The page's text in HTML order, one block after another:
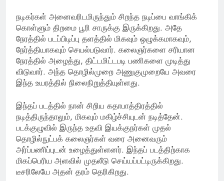
நடிகர்கள் அனைவரிடமிருந்தும் சிறந்த நடிப்பை வாங்கிக்
கொள்ளும் திறமை பூரி சாருக்கு இருக்கிறது. அதே
நேரத்தில் படப்பிடிப்பு தளத்தில் மிகவும் ஒழுக்கமாகவும்,
நேர்த்தியாகவும் செயல்படுவார். கலைஞர்களை சரியான
நேரத்தில் அழைத்து, திட்டமிட்டபடி பணிகளை முடித்து
விடுவார். அந்த தொழில்முறை அணுகுமுறையே அவரை
இந்த உயரத்தில் நிலைநிறுத்தியுள்ளது.
இந்தப் படத்தில் நான் சிறிய கதாபாத்திரத்தில்
நடித்திருந்தாலும், மிகவும் மகிழ்ச்சியுடன் நடித்தேன்.
படக்குழுவில் இருந்த உதவி இயக்குநர்கள் முதல்
தொழில்நுட்பக் கலைஞர்கள் வரை அனைவரும்
அர்ப்பணிப்புடன் உழைத்துள்ளனர். இந்தப் படத்திற்காக
மிகப்பெரிய அளவில் முதலீடு செய்யப்பட்டிருக்கிறது.
டீசரிலேயே அதன் தரம் தெரிகிறது.